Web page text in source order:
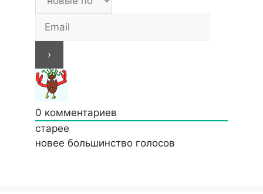
0 комментариев
старее
новее большинство голосов